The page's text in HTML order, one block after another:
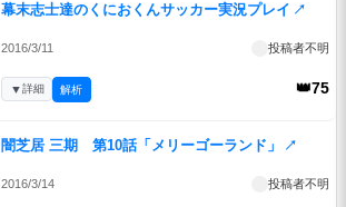
幕末志士達のくにおくんサッカー実況プレイ ↗
2016/3/11 投稿者不明
👑75
▼詳細 解析
闇芝居 三期 第10話「メリーゴーランド」 ↗
2016/3/14 投稿者不明